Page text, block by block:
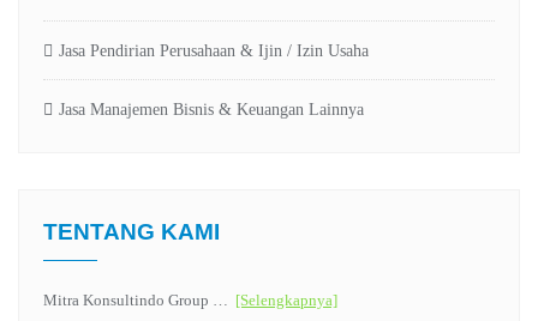
Jasa Pendirian Perusahaan & Ijin / Izin Usaha
Jasa Manajemen Bisnis & Keuangan Lainnya
TENTANG KAMI
Mitra Konsultindo Group … [Selengkapnya]